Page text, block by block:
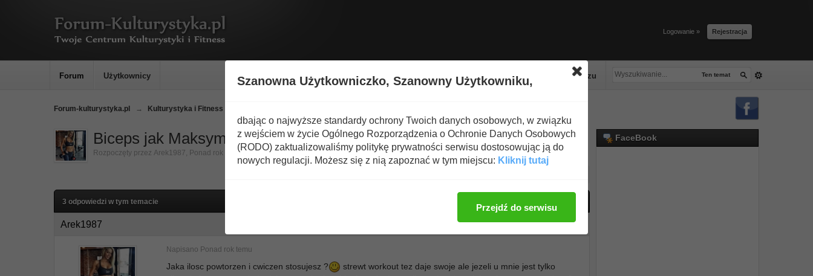
Logowanie » Rejestracja
Ten temat
Spalacze tłuszczu
Wyświetl nową zawartość
Forum Użytkownicy
Forum-kulturystyka.pl → Kulturystyka i Fitness
Biceps jak Maksym
Rozpoczęty przezArek1987, Ponad rok temu
3 odpowiedzi w tym temacie
#1
Arek1987
Napisano Ponad rok temu
Jaka ilosc powtorzen i cwiczen stosujesz ?
strewt workout tez daje swoje ale jezeli u mnie jest tylko
FaceBook
Szanowna Użytkowniczko, Szanowny Użytkowniku,
dbając o najwyższe standardy ochrony Twoich danych osobowych, w związku
z wejściem w życie Ogólnego Rozporządzenia o Ochronie Danych Osobowych
(RODO) zaktualizowaliśmy politykę prywatności serwisu dostosowując ją do
nowych regulacji. Możesz się z nią zapoznać w tym miejscu: Kliknij tutaj
Przejdź do serwisu